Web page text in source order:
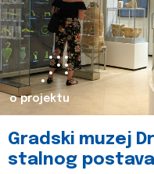
o projektu
Gradski muzej
stalnog postava